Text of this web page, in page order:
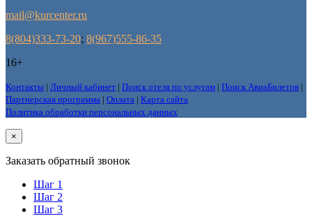
mail@kurcenter.ru
8(804)333-73-20; 8(967)555-86-35
16+
Контакты | Личный кабинет | Поиск отеля по услугам | Поиск АвиаБилетов |
Партнерская программа | Оплата | Карта сайта
Политика обработки персональных данных
×
Заказать обратный звонок
Шаг 1
Шаг 2
Шаг 3